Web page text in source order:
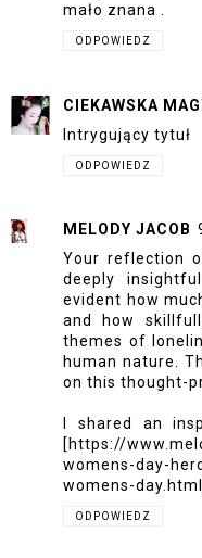
mało znana .
ODPOWIEDZ
CIEKAWSKA
Intrygujący tytuł
ODPOWIEDZ
MELODY JACOB
Your reflection
deeply
evident how
and how
themes of
human nature.
on this thought-
I shared an
[https://
womens-day-
womens-
ODPOWIEDZ